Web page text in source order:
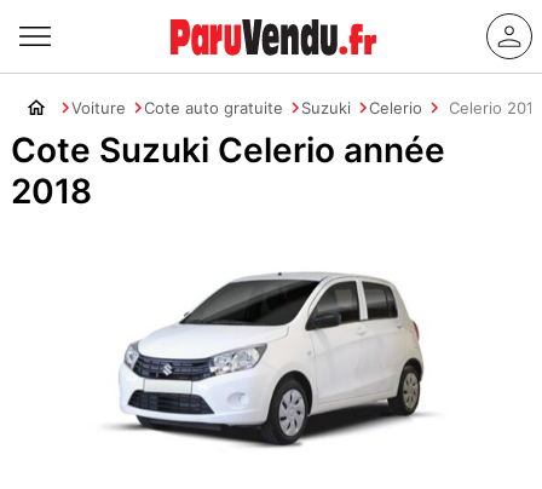
Voiture Cote auto gratuite Suzuki Celerio Celerio 2018
Cote Suzuki Celerio année
2018